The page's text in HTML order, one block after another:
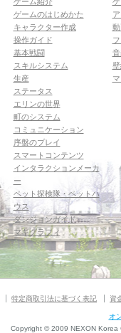
ゲームのはじめかた
キャラクター作成
操作ガイド
基本戦闘
スキルシステム
生産
ステータス
エリンの世界
町のシステム
コミュニケーション
序盤のプレイ
スマートコンテンツ
インタラクションメーカ
ー
ペット探検隊・ペットハ
ウス
ダンジョンガイド
マギグラフィ
特定商取引法に基づく表記 資
オ
Copyright © 2009 NEXON Korea